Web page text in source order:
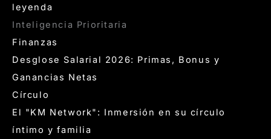
leyenda
Inteligencia Prioritaria
Finanzas
Desglose Salarial 2026: Primas, Bonus y
Ganancias Netas
Círculo
El "KM Network": Inmersión en su círculo
íntimo y familia